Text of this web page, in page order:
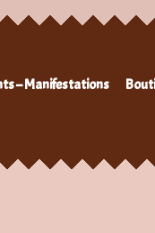
– Manifestations